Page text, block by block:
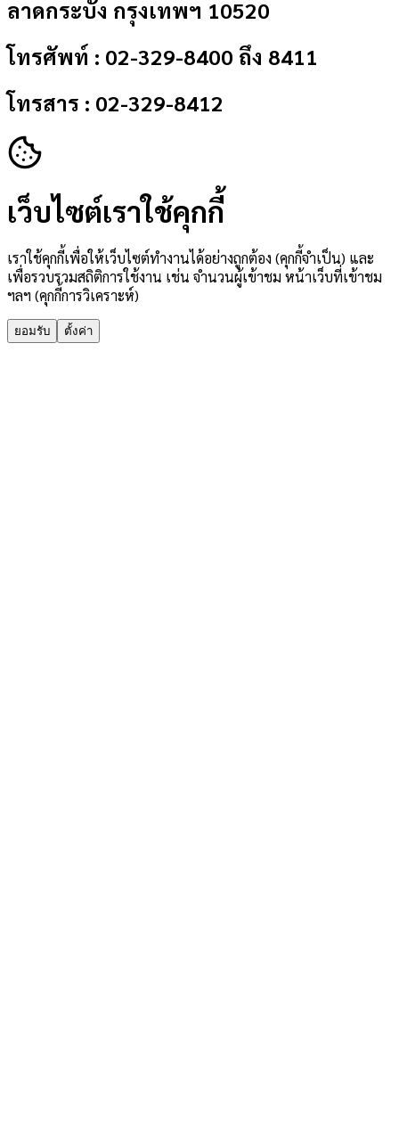
ลาดกระบัง กรุงเทพฯ 10520
โทรศัพท์ : 02-329-8400 ถึง 8411
โทรสาร : 02-329-8412
เว็บไซต์เราใช้คุกกี้
เราใช้คุกกี้เพื่อให้เว็บไซต์ทำงานได้อย่างถูกต้อง (คุกกี้จำเป็น) และ
เพื่อรวบรวมสถิติการใช้งาน เช่น จำนวนผู้เข้าชม หน้าเว็บที่เข้าชม
ฯลฯ (คุกกี้การวิเคราะห์)
ยอมรับ ตั้งค่า